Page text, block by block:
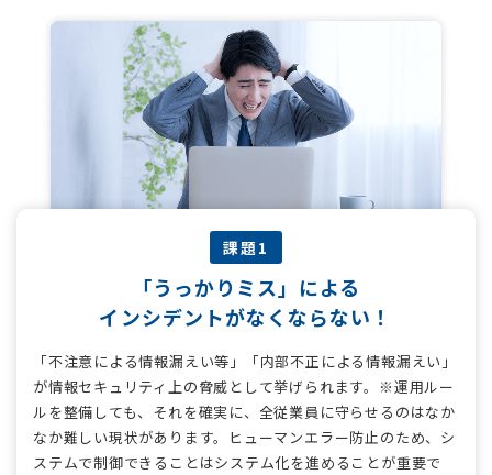
課題1
「うっかりミス」による
インシデントがなくならない！
「不注意による情報漏えい等」「内部不正による情報漏えい」
が情報セキュリティ上の脅威として挙げられます。※運用ルー
ルを整備しても、それを確実に、全従業員に守らせるのはなか
なか難しい現状があります。ヒューマンエラー防止のため、シ
ステムで制御できることはシステム化を進めることが重要で